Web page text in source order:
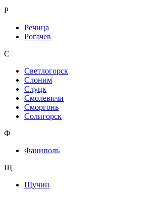
Р
Речица
Рогачев
С
Светлогорск
Слоним
Слуцк
Смолевичи
Сморгонь
Солигорск
Ф
Фаниполь
Щ
Щучин